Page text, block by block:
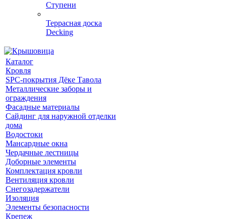
Ступени
Террасная доска
Decking
Каталог
Кровля
SPC-покрытия Дёке Тавола
Металлические заборы и
ограждения
Фасадные материалы
Сайдинг для наружной отделки
дома
Водостоки
Мансардные окна
Чердачные лестницы
Доборные элементы
Комплектация кровли
Вентиляция кровли
Снегозадержатели
Изоляция
Элементы безопасности
Крепеж